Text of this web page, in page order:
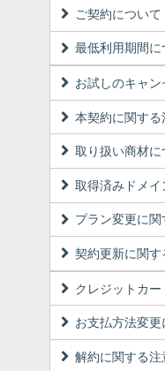
ご契約について
最低利用期間に
お試しのキャ
本契約に関する
取り扱い商材に
取得済みドメ
プラン変更に
契約更新に関
クレジットカ
お支払方法変
解約に関する注